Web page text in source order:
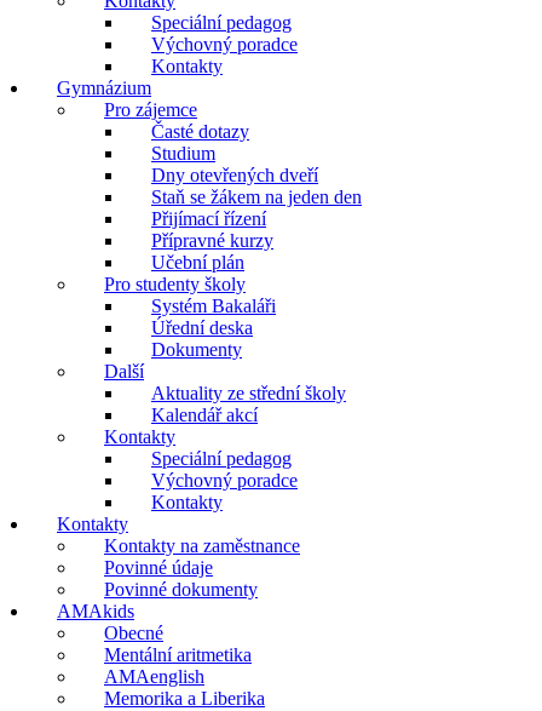
Speciální pedagog
Výchovný poradce
Kontakty
Gymnázium
Pro zájemce
Časté dotazy
Studium
Dny otevřených dveří
Staň se žákem na jeden den
Přijímací řízení
Přípravné kurzy
Učební plán
Pro studenty školy
Systém Bakaláři
Úřední deska
Dokumenty
Další
Aktuality ze střední školy
Kalendář akcí
Kontakty
Speciální pedagog
Výchovný poradce
Kontakty
Kontakty
Kontakty na zaměstnance
Povinné údaje
Povinné dokumenty
AMAkids
Obecné
Mentální aritmetika
AMAenglish
Memorika a Liberika